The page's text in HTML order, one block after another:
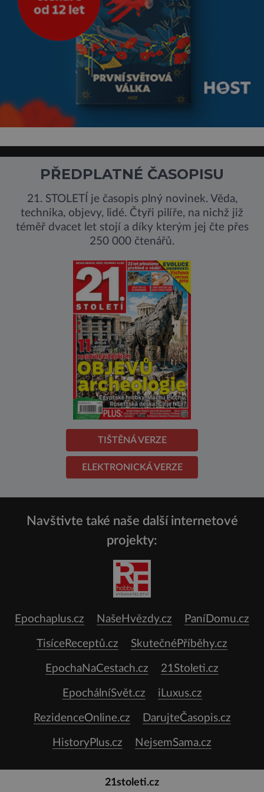
PŘEDPLATNÉ ČASOPISU
21. STOLETÍ je časopis plný novinek. Věda,
technika, objevy, lidé. Čtyři pilíře, na nichž již
téměř dvacet let stojí a díky kterým jej čte přes
250 000 čtenářů.
TIŠTĚNÁ VERZE
ELEKTRONICKÁ VERZE
Navštivte také naše další internetové
projekty:
Epochaplus.cz NašeHvězdy.cz PaníDomu.cz
TisíceReceptů.cz SkutečnéPříběhy.cz
EpochaNaCestach.cz 21Stoleti.cz
EpochálníSvět.cz iLuxus.cz
RezidenceOnline.cz DarujteČasopis.cz
HistoryPlus.cz NejsemSama.cz
21stoleti.cz